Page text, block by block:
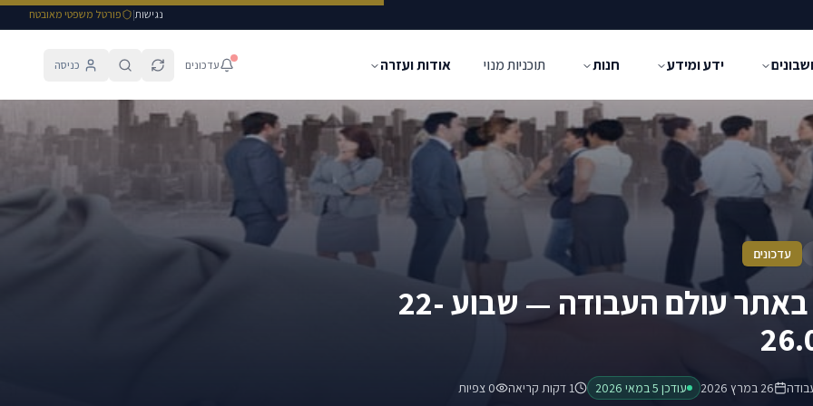
נגישות| פורטל משפטי מאובטח
ידע ומידע חנות תוכניות מנוי אודות ועזרה עדכונים כניסה
עדכונים
עדכונים באתר עולם העבודה — שבוע 22-
26 במרץ 2026 עודכן 5 במאי 2026 1 דקות קריאה 0 צפיות